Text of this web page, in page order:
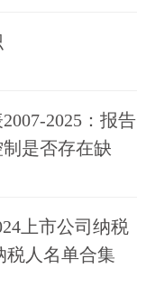
2025：报告
是否存在缺
上市公司纳税
税人名单合集